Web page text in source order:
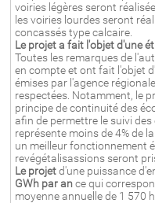
voiries légères seront
les voiries lourdes seront
concassés type calcaire.
Le projet a fait l'objet d'une
Toutes les remarques de
en compte et ont fait l'objet
émises par l'agence
respectées. Notamment, le
principe de continuité des
afin de permettre le suivi
représente moins de 4% de
un meilleur fonctionnement
revégétalisassions seront
Le projetd'une puissance
GWh par ance qui
moyenne annuelle de 1 570